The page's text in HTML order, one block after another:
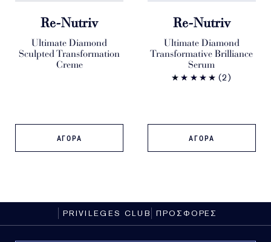
Re-Nutriv
Ultimate Diamond
Sculpted Transformation
Creme
ΑΓΟΡΑ
Re-Nutriv
Ultimate Diamond
Transformative Brilliance
Serum
(2)
ΑΓΟΡΑ
PRIVILEGES CLUB ΠΡΟΣΦΟΡΕΣ